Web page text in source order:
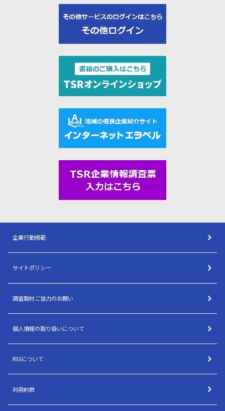
企業行動規範
サイトポリシー
調査取材ご協力のお願い
個人情報の取り扱いについて
RSSについて
利用約款